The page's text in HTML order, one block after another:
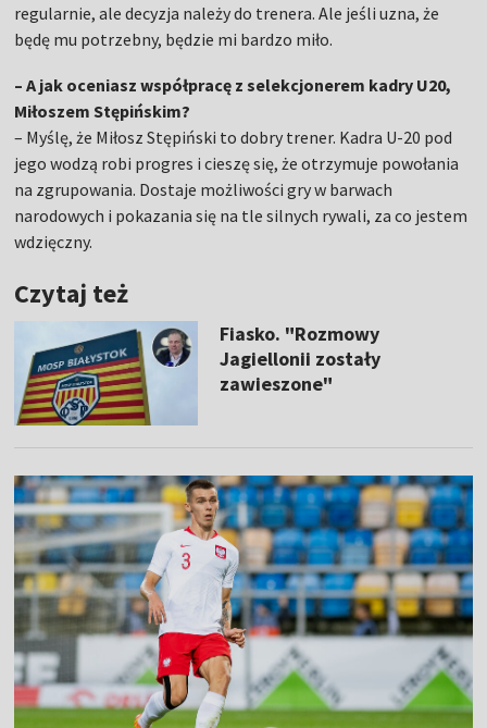
regularnie, ale decyzja należy do trenera. Ale jeśli uzna, że
będę mu potrzebny, będzie mi bardzo miło.
– A jak oceniasz współpracę z selekcjonerem kadry U20,
Miłoszem Stępińskim?
– Myślę, że Miłosz Stępiński to dobry trener. Kadra U-20 pod
jego wodzą robi progres i cieszę się, że otrzymuje powołania
na zgrupowania. Dostaje możliwości gry w barwach
narodowych i pokazania się na tle silnych rywali, za co jestem
wdzięczny.
Czytaj też
Fiasko. "Rozmowy
Jagiellonii zostały
zawieszone"